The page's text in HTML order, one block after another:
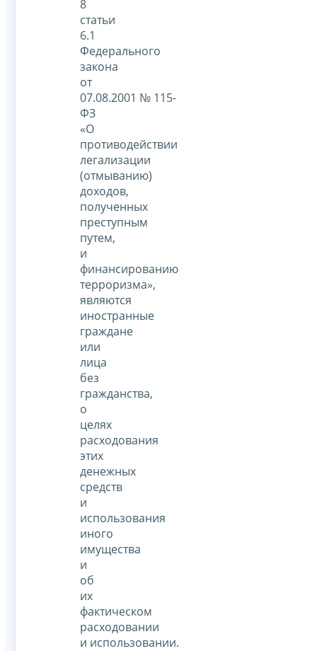
8
статьи
6.1
Федерального
закона
от
07.08.2001 № 115-
ФЗ
«О
противодействии
легализации
(отмыванию)
доходов,
полученных
преступным
путем,
и
финансированию
терроризма»,
являются
иностранные
граждане
или
лица
без
гражданства,
о
целях
расходования
этих
денежных
средств
и
использования
иного
имущества
и
об
их
фактическом
расходовании
и использовании.